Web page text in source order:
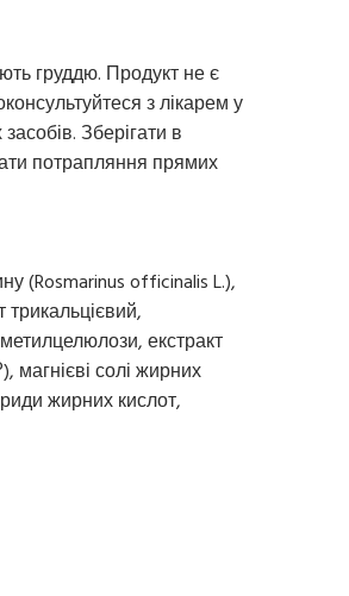
груддю. Продукт не є
з лікарем у
Зберігати в
потрапляння прямих
(Rosmarinus officinalis L.),
екстракт
магнієві солі жирних
жирних кислот,